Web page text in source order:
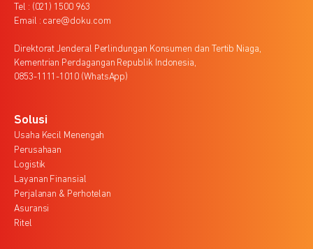
Tel : (021) 1500 963
Email : care@doku.com
Direktorat Jenderal Perlindungan Konsumen dan Tertib Niaga,
Kementrian Perdagangan Republik Indonesia,
0853-1111-1010 (WhatsApp)
Solusi
Usaha Kecil Menengah
Perusahaan
Logistik
Layanan Finansial
Perjalanan & Perhotelan
Asuransi
Ritel